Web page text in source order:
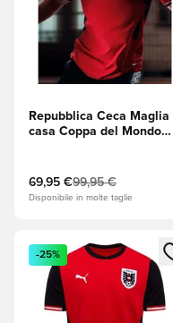
Repubblica Ceca Maglia
casa Coppa del Mondo
69,95 €99,95 €
Disponibile in molte taglie
Apre una finestra
-25%